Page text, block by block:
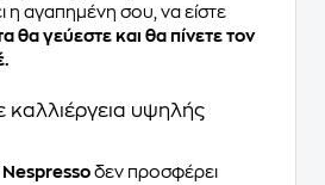
η αγαπημένη σου, να είστε
θα γεύεστε και θα πίνετε τον
καλλιέργεια υψηλής
δεν προσφέρει